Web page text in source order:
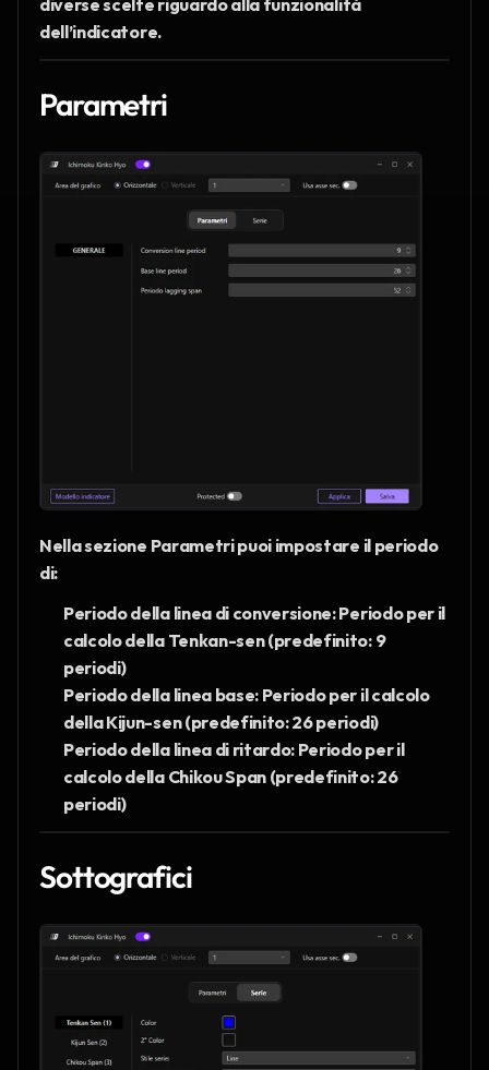
dell’indicatore.
Parametri
Nella sezione Parametri puoi impostare il periodo
di:
Periodo della linea di conversione: Periodo per il
calcolo della Tenkan-sen (predefinito: 9
periodi)
Periodo della linea base: Periodo per il calcolo
della Kijun-sen (predefinito: 26 periodi)
Periodo della linea di ritardo: Periodo per il
calcolo della Chikou Span (predefinito: 26
periodi)
Sottografici